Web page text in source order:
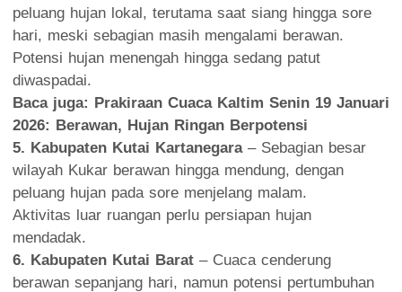
peluang hujan lokal, terutama saat siang hingga sore
hari, meski sebagian masih mengalami berawan.
Potensi hujan menengah hingga sedang patut
diwaspadai.
Baca juga: Prakiraan Cuaca Kaltim Senin 19 Januari
2026: Berawan, Hujan Ringan Berpotensi
5. Kabupaten Kutai Kartanegara– Sebagian besar
wilayah Kukar berawan hingga mendung, dengan
peluang hujan pada sore menjelang malam.
Aktivitas luar ruangan perlu persiapan hujan
mendadak.
6. Kabupaten Kutai Barat – Cuaca cenderung
berawan sepanjang hari, namun potensi pertumbuhan